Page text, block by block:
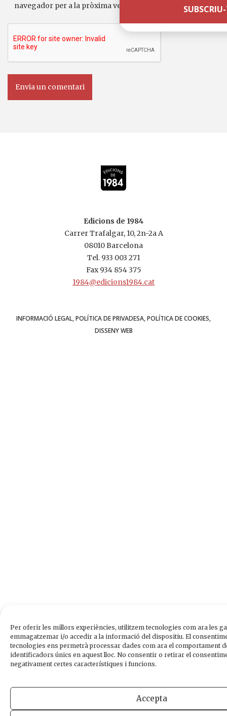
Per oferir les millors experiències, utilitzem tecnologies com ara les
emmagatzemar i/o accedir a la informació del dispositiu. El
tecnologies ens permetrà processar dades com ara el comportament
identificadors únics en aquest lloc. No consentir o retirar el
negativament certes característiques i funcions.
Accepta
navegador per a la pròxima vegada que comenti.
Edicions de 1984
Carrer Trafalgar, 10, 2n-2a A
08010 Barcelona
Tel. 933 003 271
Fax 934 854 375
1984@edicions1984.cat
INFORMACIÓ LEGAL POLÍTICA DE PRIVADESA POLÍTICA DE COOKIES
DISSENY WEB